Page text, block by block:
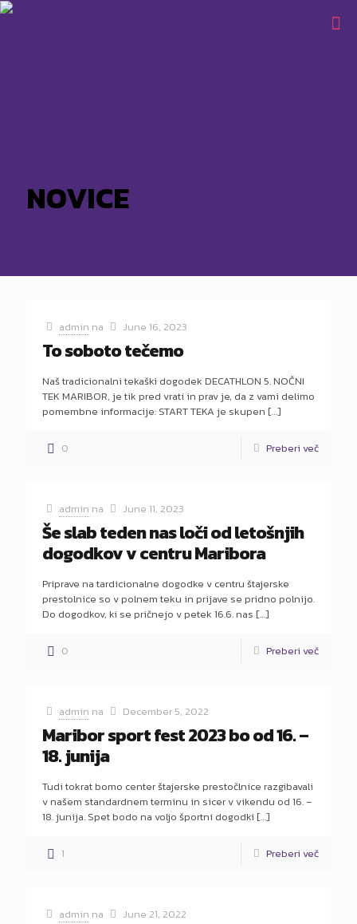
NOVICE
admin na June 16, 2023
To soboto tečemo
Naš tradicionalni tekaški dogodek DECATHLON 5. NOČNI
TEK MARIBOR, je tik pred vrati in prav je, da z vami delimo
pomembne informacije: START TEKA je skupen […]
0 Preberi več
admin na June 11, 2023
Še slab teden nas loči od letošnjih
dogodkov v centru Maribora
Priprave na tardicionalne dogodke v centru štajerske
prestolnice so v polnem teku in prijave se pridno polnijo.
Do dogodkov, ki se pričnejo v petek 16.6. nas […]
0 Preberi več
admin na December 5, 2022
Maribor sport fest 2023 bo od 16. –
18. junija
Tudi tokrat bomo center štajerske prestočlnice razgibavali
v našem standardnem terminu in sicer v vikendu od 16. –
18. junija. Spet bodo na voljo športni dogodki […]
1 Preberi več
admin na June 21, 2022